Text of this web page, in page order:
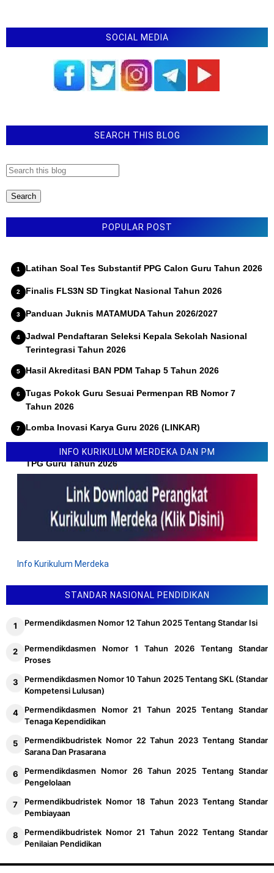
SOCIAL MEDIA
SEARCH THIS BLOG
POPULAR POST
Latihan Soal Tes Substantif PPG Calon Guru Tahun 2026
Finalis FLS3N SD Tingkat Nasional Tahun 2026
Panduan Juknis MATAMUDA Tahun 2026/2027
Jadwal Pendaftaran Seleksi Kepala Sekolah Nasional
Terintegrasi Tahun 2026
Hasil Akreditasi BAN PDM Tahap 5 Tahun 2026
Tugas Pokok Guru Sesuai Permenpan RB Nomor 7
Tahun 2026
Lomba Inovasi Karya Guru 2026 (LINKAR)
Permendikdasmen Nomor 10 Tahun 2026 Tentang Juknis
TPG Guru Tahun 2026
INFO KURIKULUM MERDEKA DAN PM
Info Kurikulum Merdeka
STANDAR NASIONAL PENDIDIKAN
Permendikdasmen Nomor 12 Tahun 2025 Tentang Standar Isi
Permendikdasmen Nomor 1 Tahun 2026 Tentang Standar
Proses
Permendikdasmen Nomor 10 Tahun 2025 Tentang SKL (Standar
Kompetensi Lulusan)
Permendikdasmen Nomor 21 Tahun 2025 Tentang Standar
Tenaga Kependidikan
Permendikbudristek Nomor 22 Tahun 2023 Tentang Standar
Sarana Dan Prasarana
Permendikdasmen Nomor 26 Tahun 2025 Tentang Standar
Pengelolaan
Permendikbudristek Nomor 18 Tahun 2023 Tentang Standar
Pembiayaan
Permendikbudristek Nomor 21 Tahun 2022 Tentang Standar
Penilaian Pendidikan